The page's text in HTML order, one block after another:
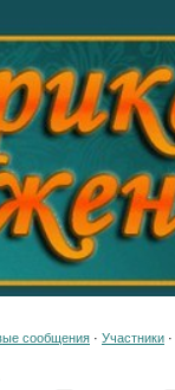
сообщения · Участники ·